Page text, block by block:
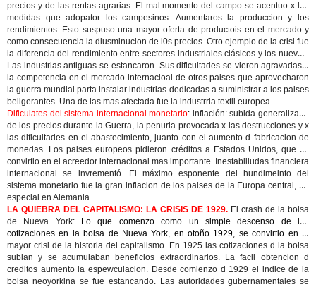
precios y de las rentas agrarias. El mal momento del campo se acentuo x las
medidas que adopator los campesinos. Aumentaros la produccion y los
rendimientos. Esto suspuso una mayor oferta de productois en el mercado y
como consecuencia la diusminucion de l0s precios. Otro ejemplo de la crisi fue
la diferencia del rendimiento entre sectores industriales clásicos y los nuevos.
Las industrias antiguas se estancaron. Sus dificultades se vieron agravadas x
la competencia en el mercado internacioal de otros paises que aprovecharon
la guerra mundial parta instalar industrias dedicadas a suministrar a los paises
beligerantes. Una de las mas afectada fue la industrria textil europea
Dificulates del sistema internacional monetario: inflación:subida generalizada
de los precios durante la Guerra, la penuria provocada x las destrucciones y x
las dificultades en el abastecimiento, juanto con el aumento d fabricacion de
monedas. Los paises europeos pidieron créditos a Estados Unidos, que se
convirtio en el acreedor internacional mas importante. Inestabiliudas financiera
internacional se invrementó. El máximo esponente del
hundimeinto del
sistema monetariofue la gran inflacion de los paises de la Europa central, en
especial en Alemania.
LA QUIEBRA DEL CAPITALISMO: LA CRISIS DE 1929. El crash de la bolsa
de Nueva York:Lo que comenzo como un simple descenso de las
cotizaciones en la bolsa de Nueva York, en otoño 1929, se convirtio en la
mayor crisi de la historia del capitalismo. En 1925 las cotizaciones d la bolsa
subian y se acumulaban beneficios extraordinarios. La facil obtencion d
creditos aumento la espewculacion. Desde comienzo d 1929 el indice de la
bolsa neoyorkina se fue estancando. Las autoridades gubernamentales se